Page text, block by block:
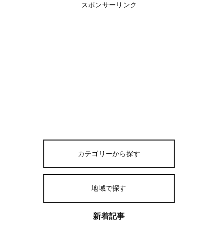
スポンサーリンク
カテゴリーから探す
地域で探す
新着記事